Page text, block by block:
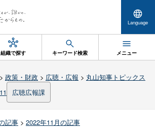
Language
組織で探す キーワード検索 メニュー
政策・財政 > 広聴・広報 > 丸山知事トピックス
11 広聴広報課
記事> 2022年11月の記事